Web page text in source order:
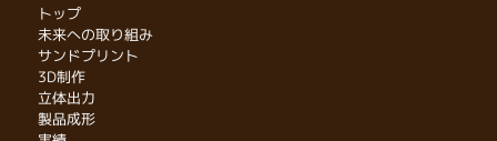
トップ
未来への取り組み
サンドプリント
3D制作
立体出力
製品成形